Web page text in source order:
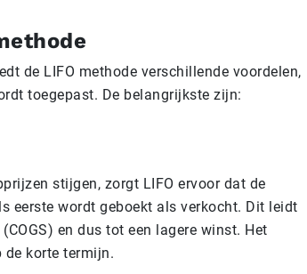
de LIFO methode verschillende voordelen,
toegepast. De belangrijkste zijn:
stijgen, zorgt LIFO ervoor dat de
eerste wordt geboekt als verkocht. Dit leidt
en dus tot een lagere winst. Het
de korte termijn.